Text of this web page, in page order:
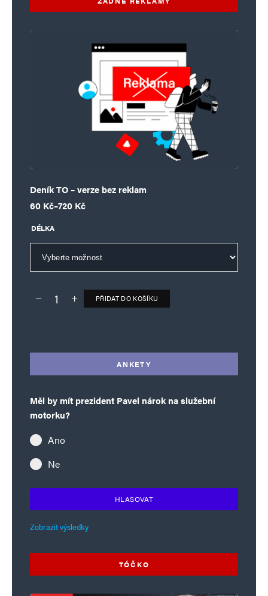
Deník TO – verze bez reklam
60 Kč–720 Kč
Rozpětí cen: 60 Kč až 720 Kč
DÉLKA
Deník TO – verze bez reklam množství
PŘIDAT DO KOŠÍKU
ANKETY
Měl by mít prezident Pavel nárok na služební
motorku?
Ano
Ne
HLASOVAT
Zobrazit výsledky
TÓČKO